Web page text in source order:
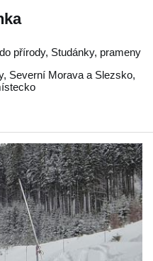
přírody, Studánky, prameny
, Severní Morava a Slezsko,